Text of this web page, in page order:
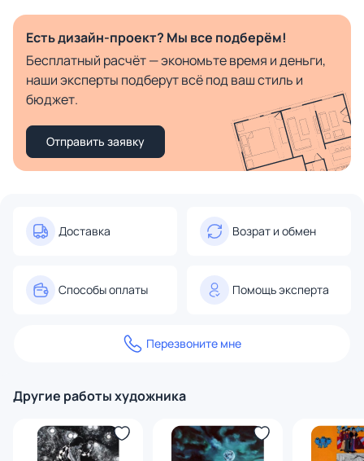
Есть дизайн-проект? Мы все подберём!
Бесплатный расчёт — экономьте время и деньги,
наши эксперты подберут всё под ваш стиль и
бюджет.
Отправить заявку
Доставка Возрат и обмен
Способы оплаты Помощь эксперта
Перезвоните мне
Другие работы художника